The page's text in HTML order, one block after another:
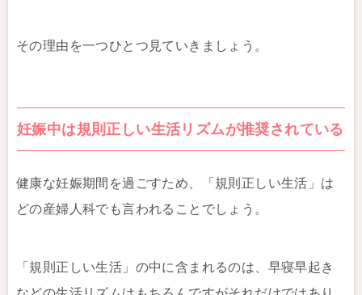
その理由を一つひとつ見ていきましょう。
妊娠中は規則正しい生活リズムが推奨されている
健康な妊娠期間を過ごすため、「規則正しい生活」は
どの産婦人科でも言われることでしょう。
「規則正しい生活」の中に含まれるのは、早寝早起き